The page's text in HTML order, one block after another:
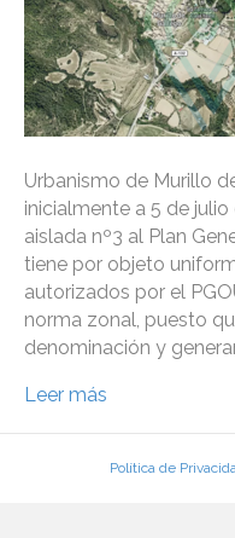
Urbanismo de Murillo
inicialmente a 5 de
aislada nº3 al Plan
tiene por objeto
autorizados por el
norma zonal, puesto
denominación y
Leer más
Política de